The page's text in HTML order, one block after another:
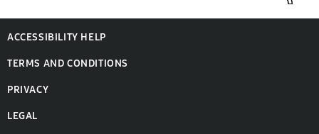
ACCESSIBILITY HELP
TERMS AND CONDITIONS
PRIVACY
LEGAL